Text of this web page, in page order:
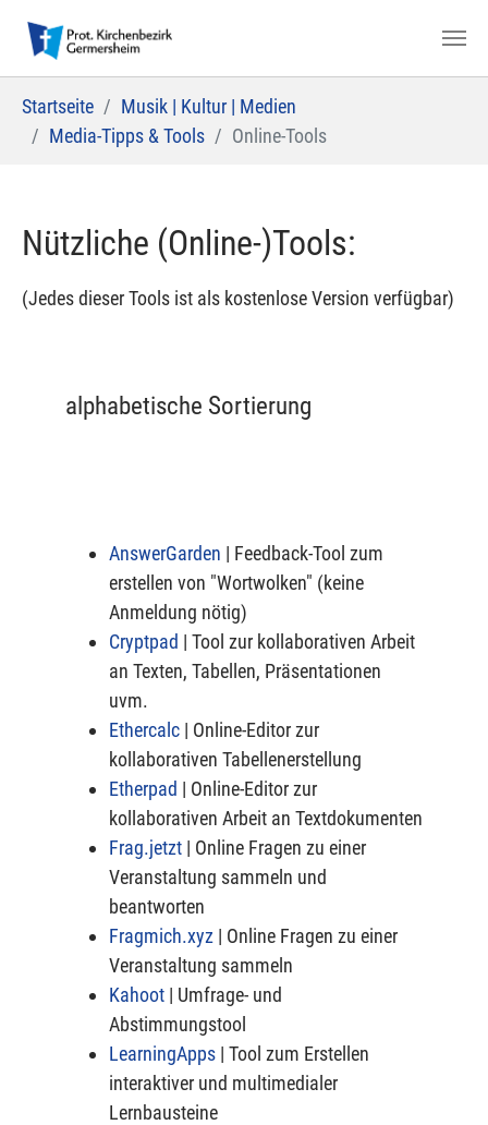
Startseite
Musik | Kultur | Medien
Media-Tipps & Tools
Online-Tools
Nützliche (Online-)Tools:
(Jedes dieser Tools ist als kostenlose Version verfügbar)
alphabetische Sortierung
AnswerGarden | Feedback-Tool zum
erstellen von "Wortwolken" (keine
Anmeldung nötig)
Cryptpad | Tool zur kollaborativen Arbeit
an Texten, Tabellen, Präsentationen
uvm.
Ethercalc | Online-Editor zur
kollaborativen Tabellenerstellung
Etherpad | Online-Editor zur
kollaborativen Arbeit an Textdokumenten
Frag.jetzt | Online Fragen zu einer
Veranstaltung sammeln und
beantworten
Fragmich.xyz | Online Fragen zu einer
Veranstaltung sammeln
Kahoot | Umfrage- und
Abstimmungstool
LearningApps | Tool zum Erstellen
interaktiver und multimedialer
Lernbausteine